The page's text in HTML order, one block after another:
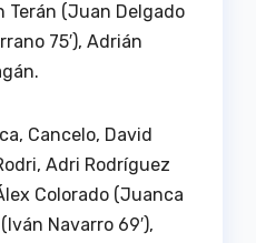
Terán (Juan Delgado
75′), Adrián
Cancelo, David
Adri Rodríguez
Colorado (Juanca
Navarro 69′),